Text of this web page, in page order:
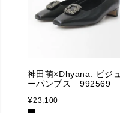
神田萌×Dhyana. ビジュ
ーパンプス 992569
¥23,100